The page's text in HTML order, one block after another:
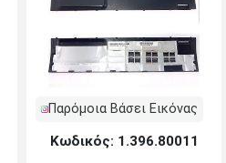
Παρόμοια Βάσει Εικόνας
Κωδικός: 1.396.80011